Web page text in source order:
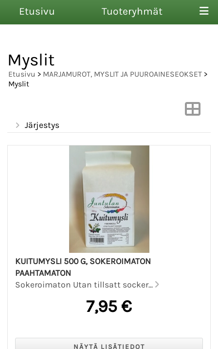
Etusivu Tuoteryhmät
Myslit
Etusivu > MARJAMUROT, MYSLIT JA PUUROAINESEOKSET >
Myslit
Järjestys
KUITUMYSLI 500 G, SOKEROIMATON
PAAHTAMATON
Sokeroimaton Utan tillsatt socker...
7,95 €